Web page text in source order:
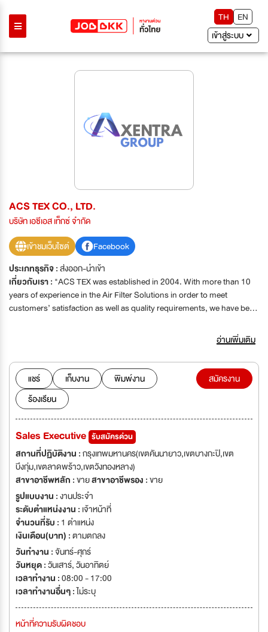
TH
EN
เข้าสู่ระบบ
ACS TEX CO., LTD.
บริษัท เอซีเอส เท็กซ์ จำกัด
เข้าชมเว็บไซต์
Facebook
ประเภทธุรกิจ :ส่งออก-นำเข้า
เกี่ยวกับเรา : "ACS TEX was established in 2004. With more than 10
years of experience in the Air Filter Solutions in order to meet
customers’ satisfaction as well as quality requirements, we have been
HVAC (Heating, Ventilation and Air Conditioning) markets which
specially designed to operate in wide range of industries such as
pharmaceutical, hospital, food & beverage, cosmetic, laboratory,
electronics, automotive and high building. Our filtration medias are
assuredly world class standard from Europe and USA which are not
only versatile, but also offer the highest performance of materials in
HVAC systems. Our product range covers numerous industrial
benchmark filters which are complied with the European standard
EN779:2012 and EN1822:2009. Furthermore we also provide
solutions for our customer such as filter installation, validation and
waste disposal as ONE STOP SERVICE. ACS TEX has been quality
certified to the ISO 9001:2008 Quality Management Certification by
TUV NORD which is the internationally recognized standard for a
quality management system. "
อ่านเพิ่มเติม
แชร์ เก็บงาน
พิมพ์งาน
ร้องเรียน
สมัครงาน
Sales Executive รับสมัครด่วน
สถานที่ปฏิบัติงาน :กรุงเทพมหานคร(เขตคันนายาว,เขตบางกะปิ,เขต
บึงกุ่ม,เขตลาดพร้าว,เขตวังทองหลาง)
สาขาอาชีพหลัก :ขายสาขาอาชีพรอง :ขาย
รูปแบบงาน :งานประจำ
ระดับตำแหน่งงาน : เจ้าหน้าที่
จำนวนที่รับ : 1 ตำแหน่ง
เงินเดือน(บาท) :ตามตกลง
วันทำงาน :จันทร์-ศุกร์
วันหยุด :วันเสาร์,วันอาทิตย์
เวลาทำงาน :08:00 - 17:00
เวลาทำงานอื่นๆ :ไม่ระบุ
หน้าที่ความรับผิดชอบ